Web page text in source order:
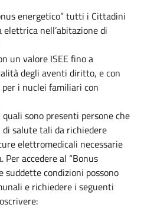
energetico” tutti i Cittadini
nell’abitazione di
un valore ISEE fino a
degli aventi diritto, e con
i nuclei familiari con
quali sono presenti persone che
salute tali da richiedere
elettromedicali necessarie
accedere al “Bonus
suddette condizioni possono
e richiedere i seguenti